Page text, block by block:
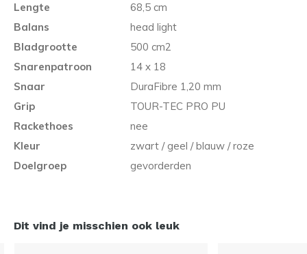
Lengte
68,5 cm
Balans
head light
Bladgrootte
500 cm2
Snarenpatroon
14 x 18
Snaar
DuraFibre 1,20 mm
Grip
TOUR-TEC PRO PU
Rackethoes
nee
Kleur
zwart / geel / blauw / roze
Doelgroep
gevorderden
Dit vind je misschien ook leuk